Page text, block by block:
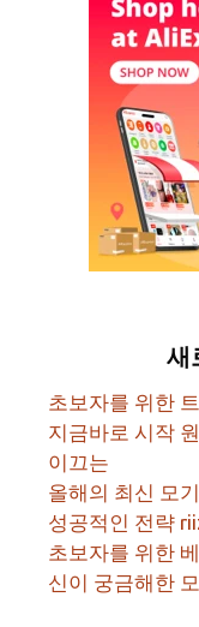
새
초보자를 위한
지금바로 시작
이끄는
올해의 최신 모
성공적인 전략
초보자를 위한
신이 궁금해한